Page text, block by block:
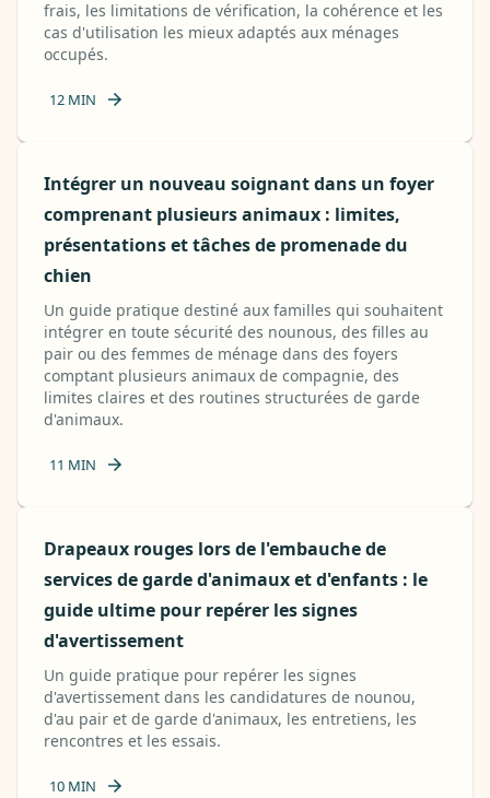
frais, les limitations de vérification, la cohérence et les
cas d'utilisation les mieux adaptés aux ménages
occupés.
12 MIN
Intégrer un nouveau soignant dans un foyer
comprenant plusieurs animaux : limites,
présentations et tâches de promenade du
chien
Un guide pratique destiné aux familles qui souhaitent
intégrer en toute sécurité des nounous, des filles au
pair ou des femmes de ménage dans des foyers
comptant plusieurs animaux de compagnie, des
limites claires et des routines structurées de garde
d'animaux.
11 MIN
Drapeaux rouges lors de l'embauche de
services de garde d'animaux et d'enfants : le
guide ultime pour repérer les signes
d'avertissement
Un guide pratique pour repérer les signes
d'avertissement dans les candidatures de nounou,
d'au pair et de garde d'animaux, les entretiens, les
rencontres et les essais.
10 MIN